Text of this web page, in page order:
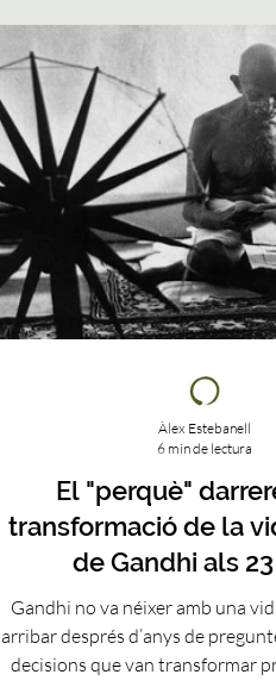
decisions amb més criteri. Un
a un pensador que em va
inicis de la meva vida
El "perquè"
transformació de la
de Gandhi als
Gandhi no va néixer amb una
arribar després d’anys de
decisions que van transformar
Àlex Estebanell
6 min de lectura